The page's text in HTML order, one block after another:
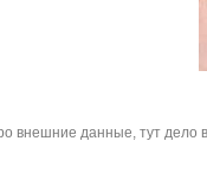
внешние данные, тут дело